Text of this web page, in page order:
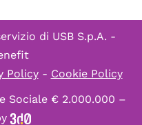
di USB S.p.A. -
Policy- Cookie Policy
Sociale € 2.000.000 –